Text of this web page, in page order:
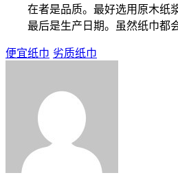
在者是品质。最好选用原木纸浆
最后是生产日期。虽然纸巾都会
便宜纸巾 劣质纸巾